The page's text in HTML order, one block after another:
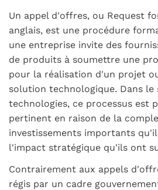
Un appel d'offres, ou Request
anglais, est une procédure
une entreprise invite des
de produits à soumettre une
pour la réalisation d'un projet
solution technologique. Dans le
technologies, ce processus est
pertinent en raison de la
investissements importants
l'impact stratégique qu'ils ont
Contrairement aux appels
régis par un cadre